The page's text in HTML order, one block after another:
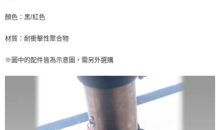
２．關於個人資料處理事宜，請瀏覽以下網址：
３．未成年的使用者請事先徵得法定代理人或監護人之同意方可使用
「AFTEE先享後付」，若未經同意申辦者引起之損失，本公司不負相關責
４．使用「AFTEE先享後付」時，將依據個別帳號之用戶狀況，依本公司即
５．嚴禁一人註冊多個帳號或使用他人資訊註冊。若發現惡意使用之情形，
恩沛科技股份有限公司將有權停止該用戶之使用額度並採取法律行動。
每筆NT$200，滿NT$2,000(含以上)免運費
貨到付款（門市自取請勿下單，請聯繫客服）
國家/地區配送(**下單前請私訊客服確認實際運費(運費另
顏色：黑/紅色
材質：耐衝擊性聚合物
※圖中的配件皆為示意圖，需另外選購